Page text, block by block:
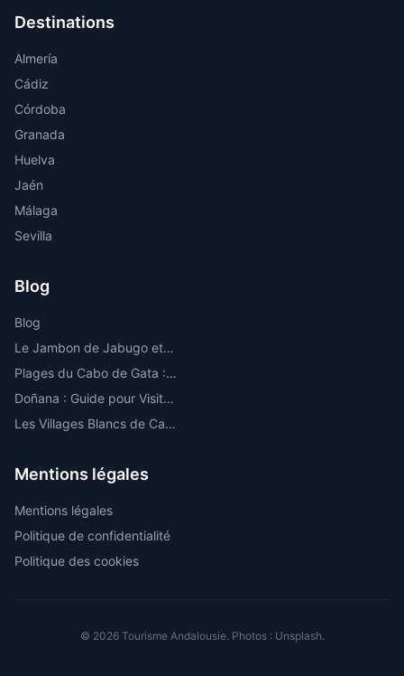
Destinations
Almería
Cádiz
Córdoba
Granada
Huelva
Jaén
Málaga
Sevilla
Blog
Blog
Le Jambon de Jabugo et la Route de l'Ibérique dans la Sierra de Huelva
Plages du Cabo de Gata : Les Meilleures Criques et Plages Vierges d'Almería
Doñana : Guide pour Visiter le Parc National le Plus Important d'Europe
Les Villages Blancs de Cadix : Route par les Plus Beaux
Mentions légales
Mentions légales
Politique de confidentialité
Politique des cookies
© 2026 Tourisme Andalousie. Photos : Unsplash.